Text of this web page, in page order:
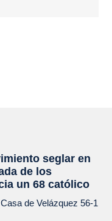
seglar en
de los
un 68 católico
de Velázquez 56-1